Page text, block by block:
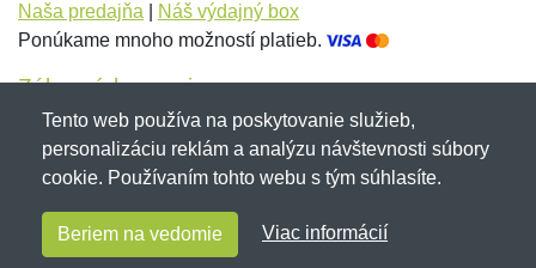
E-mail:
Správa*
Správa*
Naša predajňa
Náš výdajný box
Ponúkame mnoho možností platieb.
Zákaznícky servis
Novinky emailom
Copyright © 2007-2026 (19 rokov s vami)Netnakup.sk
NetIQ. Všetky práva vyhradené.
Tento web používa na poskytovanie služieb,
personalizáciu reklám a analýzu návštevnosti súbory
cookie. Používaním tohto webu s tým súhlasíte.
Beriem na vedomie Viac informácií